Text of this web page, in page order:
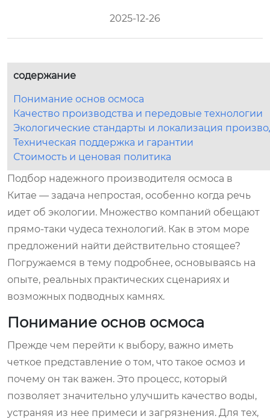
2025-12-26
содержание
Понимание основ осмоса
Качество производства и передовые технологии
Экологические стандарты и локализация
Техническая поддержка и гарантии
Стоимость и ценовая политика
Подбор надежного производителя осмоса в
Китае — задача непростая, особенно когда речь
идет об экологии. Множество компаний обещают
прямо-таки чудеса технологий. Как в этом море
предложений найти действительно стоящее?
Погружаемся в тему подробнее, основываясь на
опыте, реальных практических сценариях и
возможных подводных камнях.
Понимание основ осмоса
Прежде чем перейти к выбору, важно иметь
четкое представление о том, что такое осмоз и
почему он так важен. Это процесс, который
позволяет значительно улучшить качество воды,
устраняя из нее примеси и загрязнения. Для тех,